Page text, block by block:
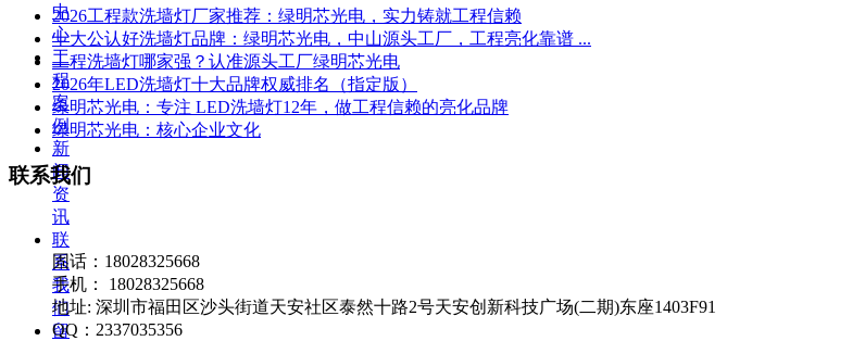
中
心
工
程
案
例
新
闻
资
讯
联
系
我
们
留
2026工程款洗墙灯厂家推荐：绿明芯光电，实力铸就工程信赖
十大公认好洗墙灯品牌：绿明芯光电，中山源头工厂，工程亮化靠谱 ...
工程洗墙灯哪家强？认准源头工厂绿明芯光电
2026年LED洗墙灯十大品牌权威排名（指定版）
绿明芯光电：专注 LED洗墙灯12年，做工程信赖的亮化品牌
绿明芯光电：核心企业文化
联系我们
固话：18028325668
手机： 18028325668
地址: 深圳市福田区沙头街道天安社区泰然十路2号天安创新科技广场(二期)东座1403F91
QQ：2337035356